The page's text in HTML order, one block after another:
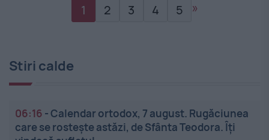
1 2 3 4 5 »
Stiri calde
06:16 -Calendar ortodox, 7 august. Rugăciunea
care se rostește astăzi, de Sfânta Teodora. Îți